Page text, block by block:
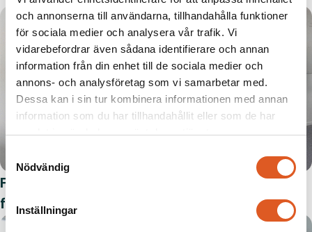
och annonserna till användarna, tillhandahålla funktioner
för sociala medier och analysera vår trafik. Vi
vidarebefordrar även sådana identifierare och annan
information från din enhet till de sociala medier och
annons- och analysföretag som vi samarbetar med.
Dessa kan i sin tur kombinera informationen med annan
information som du har tillhandahållit eller som de har
samlat in när du har använt deras tjänster.
Nödvändig
Inställningar
Från lägenhetsrenovering till
fastighetsförvaltare